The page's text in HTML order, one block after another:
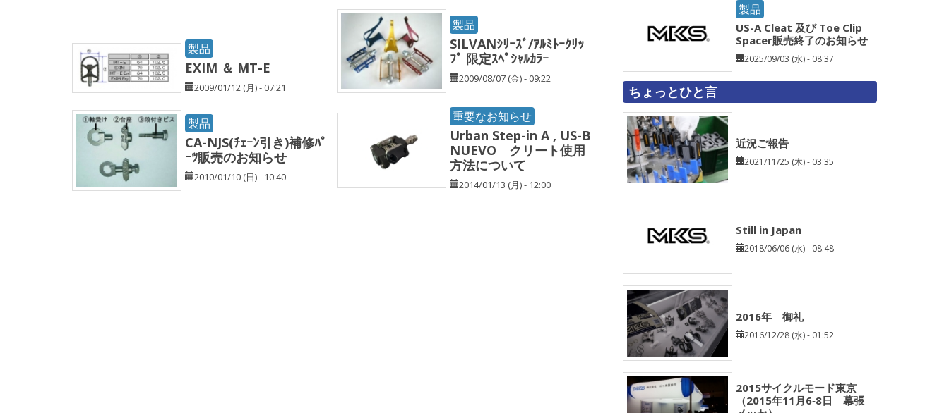
製品
EXIM ＆ MT-E
2009/01/12 (月) - 07:21
製品
SILVANｼﾘｰｽﾞ/ｱﾙﾐﾄｰｸﾘｯ
ﾌﾟ 限定ｽﾍﾟｼｬﾙｶﾗｰ
2009/08/07 (金) - 09:22
製品
CA-NJS(ﾁｪｰﾝ引き)補修ﾊﾟ
ｰﾂ販売のお知らせ
2010/01/10 (日) - 10:40
重要なお知らせ
Urban Step-in A , US-B
NUEVO クリート使用
方法について
2014/01/13 (月) - 12:00
製品
US-A Cleat 及び Toe Clip
Spacer販売終了のお知らせ
2025/09/03 (水) - 08:37
ちょっとひと言
近況ご報告
2021/11/25 (木) - 03:35
Still in Japan
2018/06/06 (水) - 08:48
2016年 御礼
2016/12/28 (水) - 01:52
2015サイクルモード東京
（2015年11月6‐8日 幕張